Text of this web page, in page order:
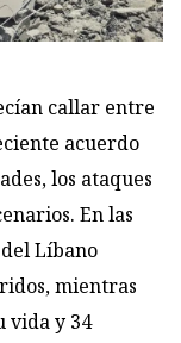
callar entre
acuerdo
los ataques
En las
Líbano
mientras
vida y 34